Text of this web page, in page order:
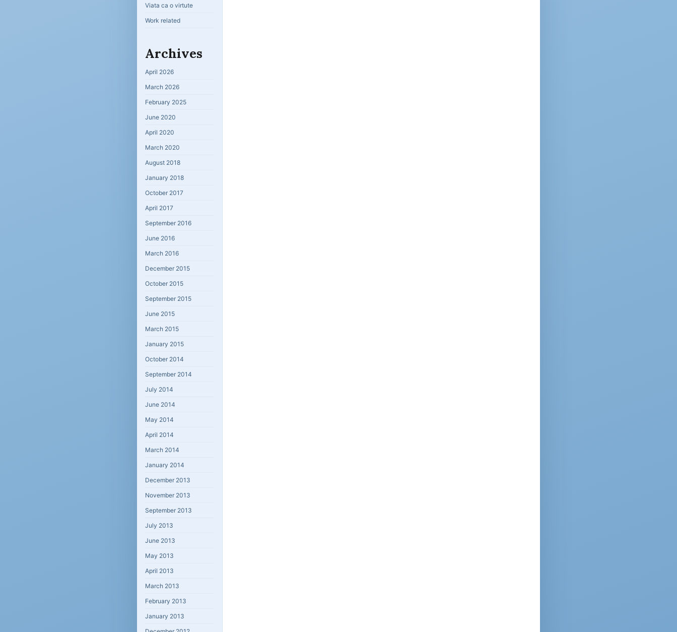
Viata ca o virtute
Work related
Archives
April 2026
March 2026
February 2025
June 2020
April 2020
March 2020
August 2018
January 2018
October 2017
April 2017
September 2016
June 2016
March 2016
December 2015
October 2015
September 2015
June 2015
March 2015
January 2015
October 2014
September 2014
July 2014
June 2014
May 2014
April 2014
March 2014
January 2014
December 2013
November 2013
September 2013
July 2013
June 2013
May 2013
April 2013
March 2013
February 2013
January 2013